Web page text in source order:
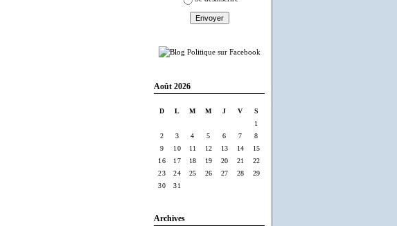
Août 2026
D L M M J V
S
1
2
3 4 5 6 7
8
9
10 11 12 13 14
15
16
17 18 19 20 21
22
23
24 25 26 27 28
29
30
31
Archives